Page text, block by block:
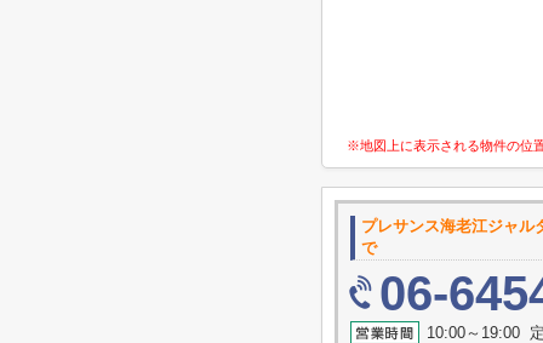
※地図上に表示される物件の位
プレサンス海老江ジャル
で
06-
10:00～19:00